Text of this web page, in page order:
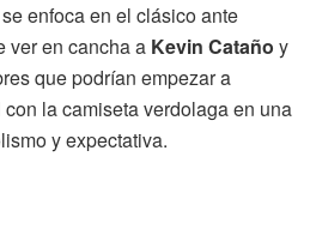
enfoca en el clásico ante
ver en cancha a Kevin Cataño y
que podrían empezar a
la camiseta verdolaga en una
y expectativa.